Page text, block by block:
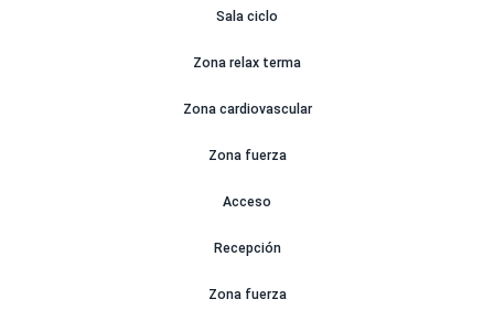
Sala ciclo
Zona relax terma
Zona cardiovascular
Zona fuerza
Acceso
Recepción
Zona fuerza